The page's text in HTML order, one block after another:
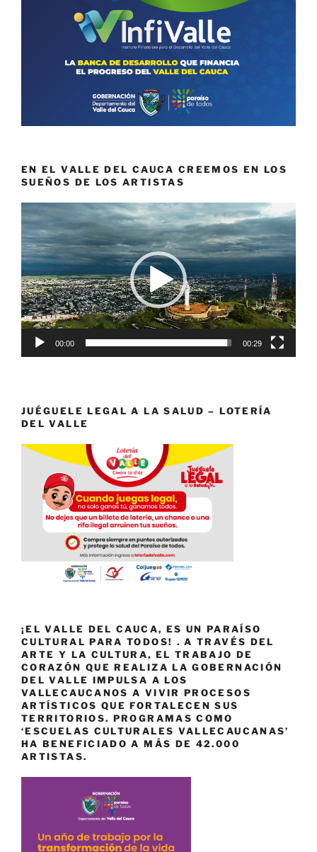
EN EL VALLE DEL CAUCA CREEMOS EN LOS
SUEÑOS DE LOS ARTISTAS
Reproductor
de
vídeo
00:00 00:29
JUÉGUELE LEGAL A LA SALUD – LOTERÍA
DEL VALLE
¡EL VALLE DEL CAUCA, ES UN PARAÍSO
CULTURAL PARA TODOS! . A TRAVÉS DEL
ARTE Y LA CULTURA, EL TRABAJO DE
CORAZÓN QUE REALIZA LA GOBERNACIÓN
DEL VALLE IMPULSA A LOS
VALLECAUCANOS A VIVIR PROCESOS
ARTÍSTICOS QUE FORTALECEN SUS
TERRITORIOS. PROGRAMAS COMO
‘ESCUELAS CULTURALES VALLECAUCANAS’
HA BENEFICIADO A MÁS DE 42.000
ARTISTAS.